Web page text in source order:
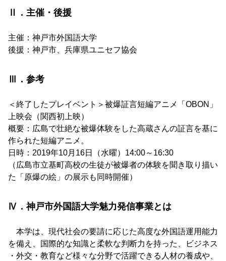
Ⅱ．主催・後援
主催：神戸市外国語大学
後援：神戸市、兵庫県ユニセフ協会
Ⅲ．参考
＜終了したプレイベント＞被爆証言短編アニメ「OBON」
上映会（関西初上映）
概要：広島で壮絶な被爆体験をした高蔵さんの証言を基に
作られた短編アニメ。
日時：2019年10月16日（水曜）14:00～16:30
（広島市立基町高校の生徒が被爆者の体験を聞き取り描い
た「原爆の絵」の展示も同時開催）
Ⅳ．神戸市外国語大学魅力発信事業とは
本学は、現代社会の要請に応じた高度な外国語運用能力
を備え、国際的な知識と柔軟な判断力を持った、ビジネス
・外交・教育など様々な分野で活躍できる人材の養成や、